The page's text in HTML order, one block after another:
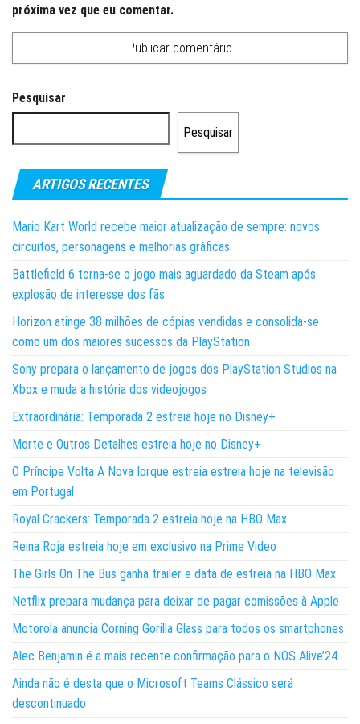
próxima vez que eu comentar.
Pesquisar
Pesquisar
ARTIGOS RECENTES
Mario Kart World recebe maior atualização de sempre: novos
circuitos, personagens e melhorias gráficas
Battlefield 6 torna-se o jogo mais aguardado da Steam após
explosão de interesse dos fãs
Horizon atinge 38 milhões de cópias vendidas e consolida-se
como um dos maiores sucessos da PlayStation
Sony prepara o lançamento de jogos dos PlayStation Studios na
Xbox e muda a história dos videojogos
Extraordinária: Temporada 2 estreia hoje no Disney+
Morte e Outros Detalhes estreia hoje no Disney+
O Príncipe Volta A Nova Iorque estreia estreia hoje na televisão
em Portugal
Royal Crackers: Temporada 2 estreia hoje na HBO Max
Reina Roja estreia hoje em exclusivo na Prime Video
The Girls On The Bus ganha trailer e data de estreia na HBO Max
Netflix prepara mudança para deixar de pagar comissões à Apple
Motorola anuncia Corning Gorilla Glass para todos os smartphones
Alec Benjamin é a mais recente confirmação para o NOS Alive’24
Ainda não é desta que o Microsoft Teams Clássico será
descontinuado